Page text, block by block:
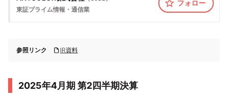
東証プライム情報・通信業
フォロー
参照リンク IR資料
2025年4月期 第2四半期決算